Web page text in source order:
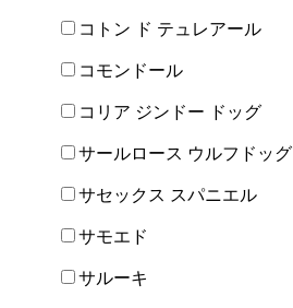
コトン ド テュレアール
コモンドール
コリア ジンドー ドッグ
サールロース ウルフドッグ
サセックス スパニエル
サモエド
サルーキ